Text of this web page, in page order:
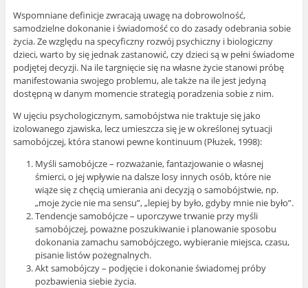
Wspomniane definicje zwracają uwagę na dobrowolność,
samodzielne dokonanie i świadomość co do zasady odebrania sobie
życia. Ze względu na specyficzny rozwój psychiczny i biologiczny
dzieci, warto by się jednak zastanowić, czy dzieci są w pełni świadome
podjętej decyzji. Na ile targnięcie się na własne życie stanowi próbę
manifestowania swojego problemu, ale także na ile jest jedyną
dostępną w danym momencie strategią poradzenia sobie z nim.
W ujęciu psychologicznym, samobójstwa nie traktuje się jako
izolowanego zjawiska, lecz umieszcza się je w określonej sytuacji
samobójczej, która stanowi pewne kontinuum (Płużek, 1998):
Myśli samobójcze – rozważanie, fantazjowanie o własnej
śmierci, o jej wpływie na dalsze losy innych osób, które nie
wiąże się z chęcią umierania ani decyzją o samobójstwie, np.
„moje życie nie ma sensu”, „lepiej by było, gdyby mnie nie było”.
Tendencje samobójcze – uporczywe trwanie przy myśli
samobójczej, poważne poszukiwanie i planowanie sposobu
dokonania zamachu samobójczego, wybieranie miejsca, czasu,
pisanie listów pożegnalnych.
Akt samobójczy – podjęcie i dokonanie świadomej próby
pozbawienia siebie życia.